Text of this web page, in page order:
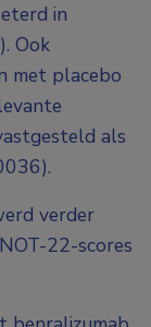
in
Ook
met placebo
als
verder
22-scores